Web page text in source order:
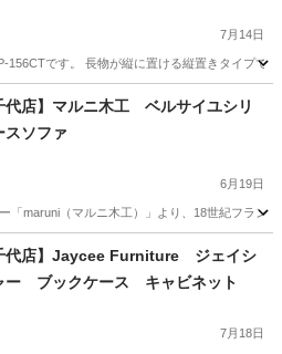
7月14日
156CTです。 長物が縦に置ける縦置きタイプ
収納家具 商品
代店】マルニ木工 ベルサイユシリ
ソファ
6月19日
「maruni（マルニ木工）」より、18世紀フラン
ソファ
代店】Jaycee Furniture ジェイシ
ー ブックケース キャビネット
7月18日